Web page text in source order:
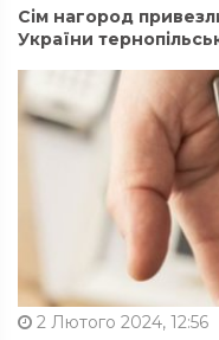
Сім нагород
України
2 Лютого 2024, 12:56